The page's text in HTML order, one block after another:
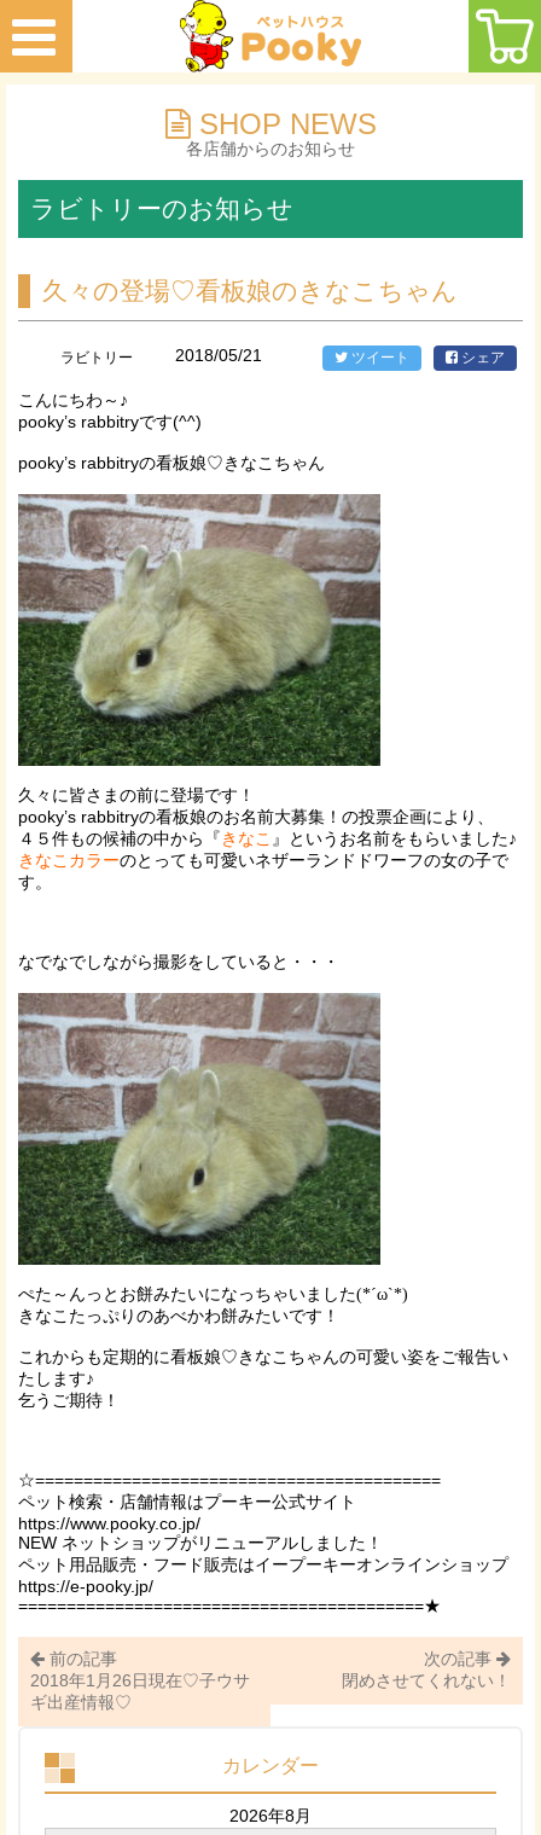
SHOP NEWS
各店舗からのお知らせ
ラビトリーのお知らせ
久々の登場♡看板娘のきなこちゃん
ラビトリー 2018/05/21 ツイート シェア
こんにちわ～♪
pooky’s rabbitryです(^^)
pooky’s rabbitryの看板娘♡きなこちゃん
久々に皆さまの前に登場です！
pooky’s rabbitryの看板娘のお名前大募集！の投票企画により、
４５件もの候補の中から『きなこ 』というお名前をもらいました♪
きなこカラーのとっても可愛いネザーランドドワーフの女の子で
す。
なでなでしながら撮影をしていると・・・
ぺた～んっとお餅みたいになっちゃいました(*´ω`*)
きなこたっぷりのあべかわ餅みたいです！
これからも定期的に看板娘♡きなこちゃんの可愛い姿をご報告い
たします♪
乞うご期待！
☆==========================================
ペット検索・店舗情報はプーキー公式サイト
https://www.pooky.co.jp/
NEW ネットショップがリニューアルしました！
ペット用品販売・フード販売はイープーキーオンラインショップ
https://e-pooky.jp/
==========================================★
前の記事
2018年1月26日現在♡子ウサ
ギ出産情報♡
次の記事
閉めさせてくれない！
カレンダー
2026年8月